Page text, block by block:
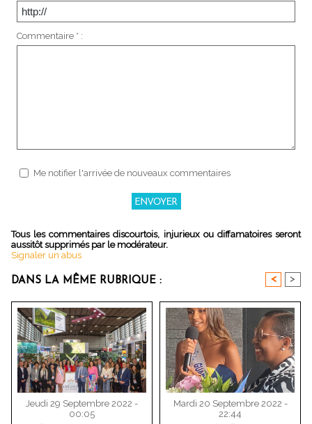
Commentaire * :
Me notifier l'arrivée de nouveaux commentaires
Tous les commentaires discourtois, injurieux ou diffamatoires seront
aussitôt supprimés par le modérateur.
Signaler un abus
DANS LA MÊME RUBRIQUE : < >
Jeudi 29 Septembre 2022 -
00:05
Mardi 20 Septembre 2022 -
22:44